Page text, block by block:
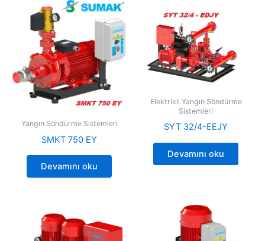
Yangın Söndürme Sistemleri
SMKT 750 EY
Devamını oku
Elektrikli Yangın Söndürme
Sistemleri
SYT 32/4-EEJY
Devamını oku